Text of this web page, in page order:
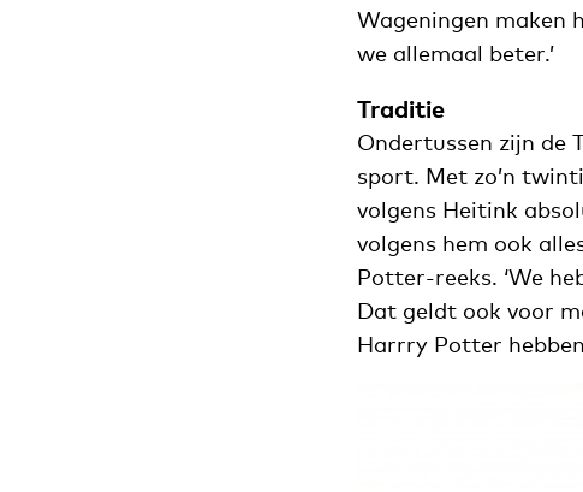
Wageningen maken
we allemaal beter.’
Traditie
Ondertussen zijn de
sport. Met zo’n
volgens Heitink
volgens hem ook
Potter-reeks. ‘We
Dat geldt ook voor
Harrry Potter